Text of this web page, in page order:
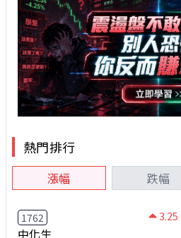
熱門排行
漲幅 跌幅
1762 3.25
中化生